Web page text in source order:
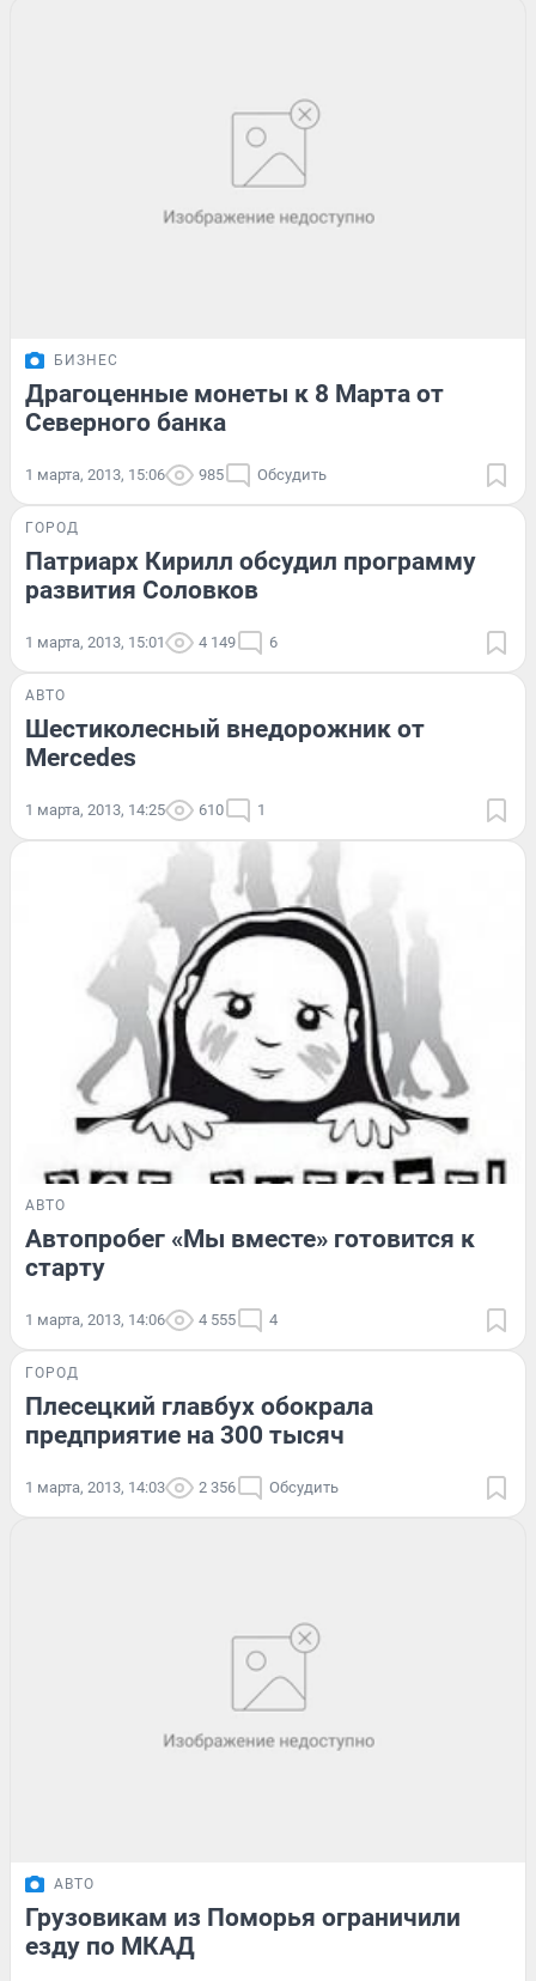
БИЗНЕС
Драгоценные монеты к 8 Марта от
Северного банка
1 марта, 2013, 15:06 985 Обсудить
ГОРОД
Патриарх Кирилл обсудил программу
развития Соловков
1 марта, 2013, 15:01 4 149 6
АВТО
Шестиколесный внедорожник от
Mercedes
1 марта, 2013, 14:25 610 1
АВТО
Автопробег «Мы вместе» готовится к
старту
1 марта, 2013, 14:06 4 555 4
ГОРОД
Плесецкий главбух обокрала
предприятие на 300 тысяч
1 марта, 2013, 14:03 2 356 Обсудить
АВТО
Грузовикам из Поморья ограничили
езду по МКАД